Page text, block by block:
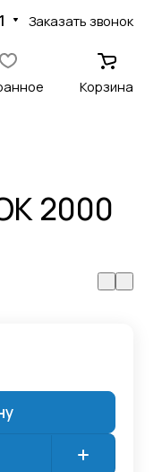
Заказать звонок
Корзина
2000